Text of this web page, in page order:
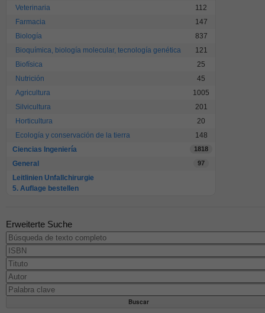
Veterinaria
112
Farmacia
147
Biología
837
Bioquímica, biología molecular, tecnología genética
121
Biofísica
25
Nutrición
45
Agricultura
1005
Silvicultura
201
Horticultura
20
Ecología y conservación de la tierra
148
Ciencias Ingeniería
1818
General 97
Leitlinien Unfallchirurgie
5. Auflage bestellen
Erweiterte Suche